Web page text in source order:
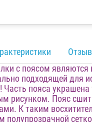
с поясом являются
подходящей для
Часть пояса
рисунком. Пояс
К таким